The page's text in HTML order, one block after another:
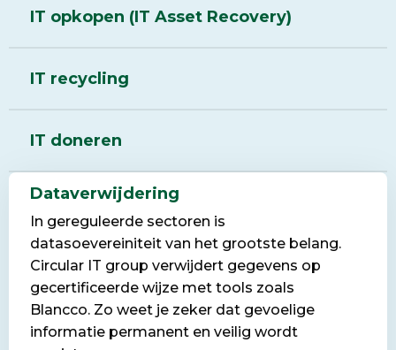
IT opkopen (IT Asset Recovery)
IT recycling
IT doneren
Dataverwijdering
In gereguleerde sectoren is
datasoevereiniteit van het grootste belang.
Circular IT group verwijdert gegevens op
gecertificeerde wijze met tools zoals
Blancco. Zo weet je zeker dat gevoelige
informatie permanent en veilig wordt